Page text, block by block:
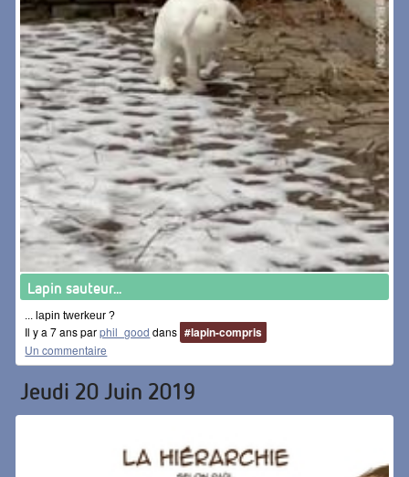
Lapin sauteur...
... lapin twerkeur ?
Il y a 7 ans parphil_good dans #lapin-compris
Un commentaire
Jeudi 20 Juin 2019